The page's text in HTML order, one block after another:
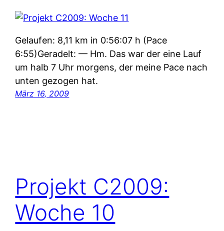
Gelaufen: 8,11 km in 0:56:07 h (Pace
6:55)Geradelt: — Hm. Das war der eine Lauf
um halb 7 Uhr morgens, der meine Pace nach
unten gezogen hat.
März 16, 2009
Projekt C2009:
Woche 10